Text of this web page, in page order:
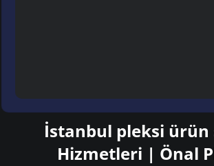
İstanbul pleksi ürün
Hizmetleri | Önal